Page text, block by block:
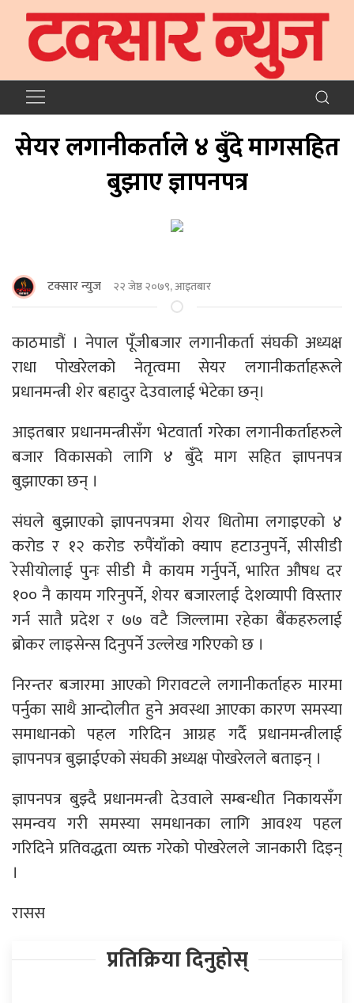
सेयर लगानीकर्ताले ४ बुँदे मागसहित
बुझाए ज्ञापनपत्र
टक्सार न्युज २२ जेष्ठ २०७९, आइतबार
काठमाडौं । नेपाल पूँजीबजार लगानीकर्ता संघकी अध्यक्ष
राधा पोखरेलको नेतृत्वमा सेयर लगानीकर्ताहरूले
प्रधानमन्त्री शेर बहादुर देउवालाई भेटेका छन्।
आइतबार प्रधानमन्त्रीसँग भेटवार्ता गरेका लगानीकर्ताहरुले
बजार विकासको लागि ४ बुँदे माग सहित ज्ञापनपत्र
बुझाएका छन् ।
संघले बुझाएको ज्ञापनपत्रमा शेयर धितोमा लगाइएको ४
करोड र १२ करोड रुपैंयाँको क्याप हटाउनुपर्ने, सीसीडी
रेसीयोलाई पुनः सीडी मै कायम गर्नुपर्ने, भारित औषध दर
१०० नै कायम गरिनुपर्ने, शेयर बजारलाई देशव्यापी विस्तार
गर्न सातै प्रदेश र ७७ वटै जिल्लामा रहेका बैंकहरुलाई
ब्रोकर लाइसेन्स दिनुपर्ने उल्लेख गरिएको छ ।
निरन्तर बजारमा आएको गिरावटले लगानीकर्ताहरु मारमा
पर्नुका साथै आन्दोलीत हुने अवस्था आएका कारण समस्या
समाधानको पहल गरिदिन आग्रह गर्दै प्रधानमन्त्रीलाई
ज्ञापनपत्र बुझाईएको संघकी अध्यक्ष पोखरेलले बताइन् ।
ज्ञापनपत्र बुझ्दै प्रधानमन्त्री देउवाले सम्बन्धीत निकायसँग
समन्वय गरी समस्या समधानका लागि आवश्य पहल
गरिदिने प्रतिवद्धता व्यक्त गरेको पोखरेलले जानकारी दिइन्
।
रासस
प्रतिक्रिया दिनुहोस्